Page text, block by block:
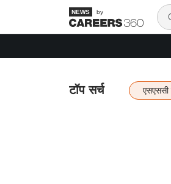
by
टॉप सर्च एसएससी